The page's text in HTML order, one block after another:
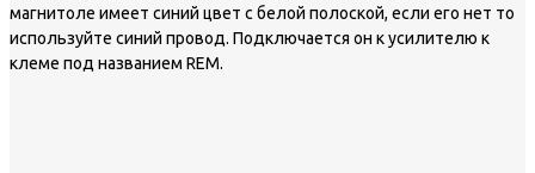
магнитоле имеет синий цвет с белой полоской, если его нет то
используйте синий провод. Подключается он к усилителю к
клеме под названием REM.